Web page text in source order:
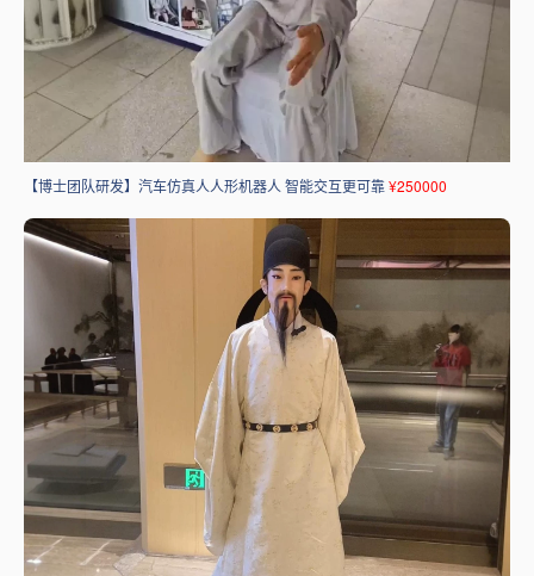
【博士团队研发】汽车仿真人人形机器人 智能交互更可靠¥250000